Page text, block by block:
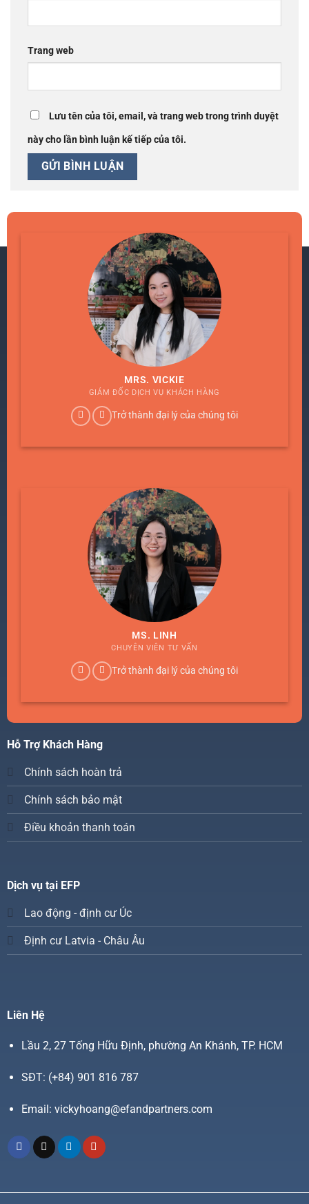
Trang web
Lưu tên của tôi, email, và trang web trong trình duyệt
này cho lần bình luận kế tiếp của tôi.
MRS. VICKIE
GIÁM ĐỐC DỊCH VỤ KHÁCH HÀNG
Trở thành đại lý của chúng tôi
MS. LINH
CHUYÊN VIÊN TƯ VẤN
Trở thành đại lý của chúng tôi
Hỗ Trợ Khách Hàng
Chính sách hoàn trả
Chính sách bảo mật
Điều khoản thanh toán
Dịch vụ tại EFP
Lao động - định cư Úc
Định cư Latvia - Châu Âu
Liên Hệ
Lầu 2, 27 Tống Hữu Định, phường An Khánh, TP. HCM
SĐT: (+84) 901 816 787
Email: vickyhoang@efandpartners.com